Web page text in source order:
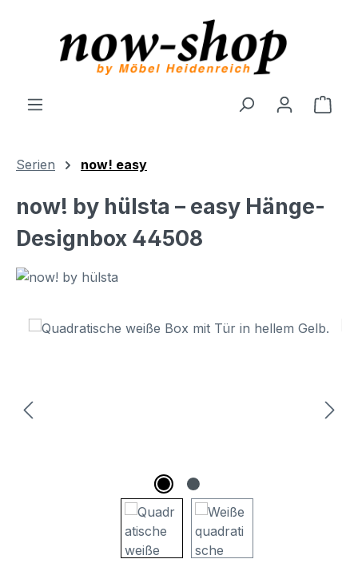
Serien now! easy
now! by hülsta – easy Hänge-
Designbox 44508
Bildergalerie überspringen